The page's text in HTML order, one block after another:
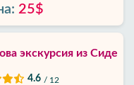
25$
экскурсия из Сиде
4.6 / 12